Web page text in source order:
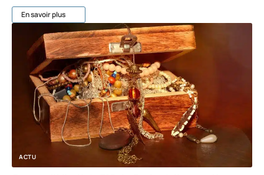
En savoir plus
ACTU